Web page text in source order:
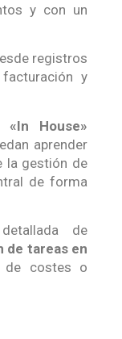
y con un
registros
y
«In House»
aprender
la gestión de
de forma
de
de tareas en
de costes o